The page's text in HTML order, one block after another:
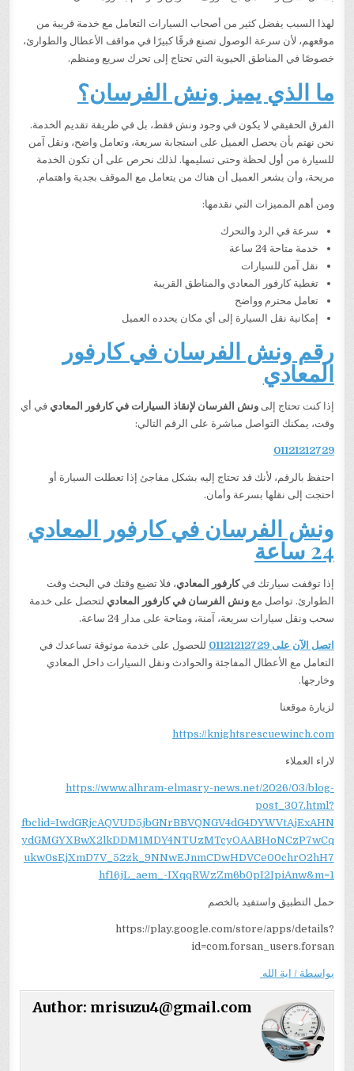
لهذا السبب يفضل كثير من أصحاب السيارات التعامل مع خدمة قريبة من
موقعهم، لأن سرعة الوصول تصنع فرقًا كبيرًا في مواقف الأعطال والطوارئ،
خصوصًا في المناطق الحيوية التي تحتاج إلى تحرك سريع ومنظم.
ما الذي يميز ونش الفرسان؟
الفرق الحقيقي لا يكون في وجود ونش فقط، بل في طريقة تقديم الخدمة.
نحن نهتم بأن يحصل العميل على استجابة سريعة، وتعامل واضح، ونقل آمن
للسيارة من أول لحظة وحتى تسليمها. لذلك نحرص على أن تكون الخدمة
مريحة، وأن يشعر العميل أن هناك من يتعامل مع الموقف بجدية واهتمام.
ومن أهم المميزات التي نقدمها:
سرعة في الرد والتحرك
خدمة متاحة 24 ساعة
نقل آمن للسيارات
تغطية كارفور المعادي والمناطق القريبة
تعامل محترم وواضح
إمكانية نقل السيارة إلى أي مكان يحدده العميل
رقم ونش الفرسان في كارفور
المعادي
إذا كنت تحتاج إلىونش الفرسان لإنقاذ السيارات في كارفور المعادي في أي
وقت، يمكنك التواصل مباشرة على الرقم التالي:
01121212729
احتفظ بالرقم، لأنك قد تحتاج إليه بشكل مفاجئ إذا تعطلت السيارة أو
احتجت إلى نقلها بسرعة وأمان.
ونش الفرسان في كارفور المعادي
24 ساعة
إذا توقفت سيارتك فيكارفور المعادي، فلا تضيع وقتك في البحث وقت
الطوارئ. تواصل معونش الفرسان في كارفور المعادي لتحصل على خدمة
سحب ونقل سيارات سريعة، آمنة، ومتاحة على مدار 24 ساعة.
اتصل الآن على 01121212729
للحصول على خدمة موثوقة تساعدك في
التعامل مع الأعطال المفاجئة والحوادث ونقل السيارات داخل المعادي
وخارجها.
لزيارة موقعنا
https://knightsrescuewinch.com
لاراء العملاء
https://www.alhram-elmasry-news.net/2026/03/blog-
post_307.html?
fbclid=IwdGRjcAQVUD5jbGNrBBVQNGV4dG4DYWVtAjExAHN
ydGMGYXBwX2lkDDM1MDY4NTUzMTcyOAABHoNCzP7wCq
ukw0sEjXmD7V_52zk_9NNwEJnmCDwHDVCe00chrO2hH7
hf16jL_aem_-IXqqRWzZm6b0pI2IpiAnw&m=1
حمل التطبيق واستفيد بالخصم
https://play.google.com/store/apps/details?
id=com.forsan_users.forsan
بواسطة / اية الله
Author: mrisuzu4@gmail.com